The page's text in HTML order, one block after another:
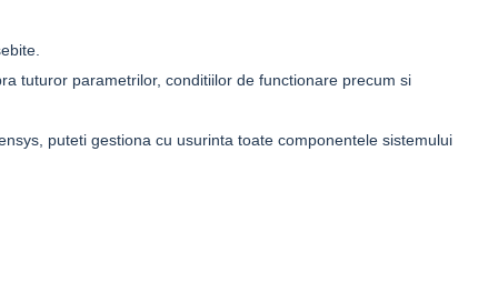
tuturor parametrilor, conditiilor de functionare precum si
puteti gestiona cu usurinta toate componentele sistemului